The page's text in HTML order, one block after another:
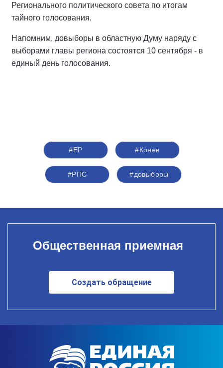
Регионального политического совета по итогам
тайного голосования.
Напомним, довыборы в областную Думу наряду с
выборами главы региона состоятся 10 сентября - в
единый день голосования.
#ЕР #Конев
#РПС #довыборы
Общественная приемная
Создать обращение